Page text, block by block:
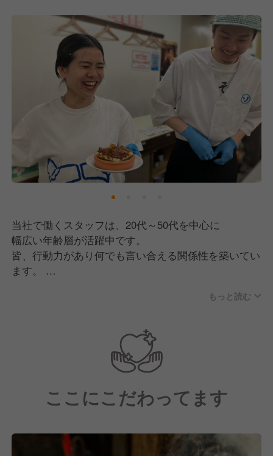
◎裁量権が有り、企画立案の機会多数！
『スタンドそのだ』は、
東京・大阪に店舗を展開する、
全国で急増中の『スタンド酒場』の
火付け役として知られる人気ブランドです。
当社は創業36年目を迎える安定企業でありながら、
常に新しい挑戦を続けています。
『スタンドそのだ』は、「一人飲み」という
言葉を世に広めたスタンド酒場の
パイオニアとして、多くのお客様に
愛され続けてきた人気店です。
常に時代を先取りした独自のスタイルで、
繁盛を続けながら、『スタンドそのだ』という
ブランドを確立してきました。
今回、かねてより出店を検討していた
『直営店』と『FC本部』の二軸で
事業を着実に拡大していきます。
この成長を支える新たな仲間をお迎えし、
当社で働くスタッフは、20代～50代を中心に
幅広い年齢層が活躍中です。
皆、行動力があり何でも言い合える関係性を築いてい
ます。
当社も以前はトップダウンで
意思決定をし、ある意味現場社員の
声は跳ね除け強引に進めていた時代も
しかし成功と失敗を繰り返す中で、
現場社員の声を反映させ、
気づきました。
それ以降、現場社員の意見を中心に
もっと読む
ここにこだわってます